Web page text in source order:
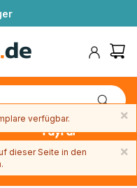
30 Tage später bezahlen
×
verfügbar.
×
dieser Seite in den